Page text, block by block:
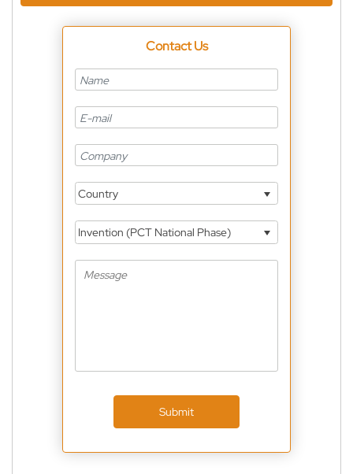
Contact Us
Country
Invention (PCT National Phase)
Submit